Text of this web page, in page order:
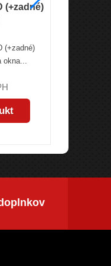
(+zadné)
(+zadné)